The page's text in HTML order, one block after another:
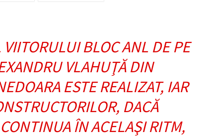
BLOC ANL DE PE
VLAHUŢĂ DIN
ESTE REALIZAT, IAR
DACĂ
ÎN ACELAŞI RITM,